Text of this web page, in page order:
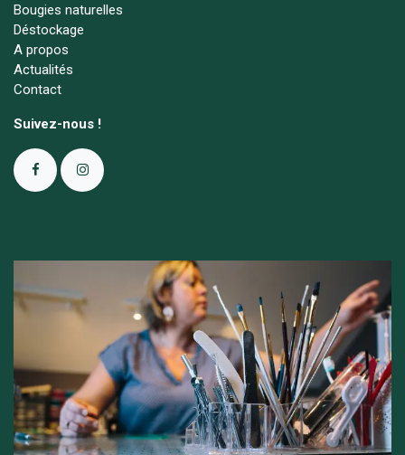
Bougies naturelles
Déstockage
A propos
Actualités
Contact
Suivez-nous !